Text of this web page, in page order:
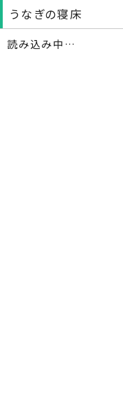
うなぎの寝床
読み込み中…